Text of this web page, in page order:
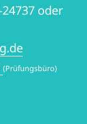
oder
(Prüfungsbüro)